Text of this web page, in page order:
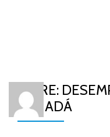
RE: RE:
CANADÁ